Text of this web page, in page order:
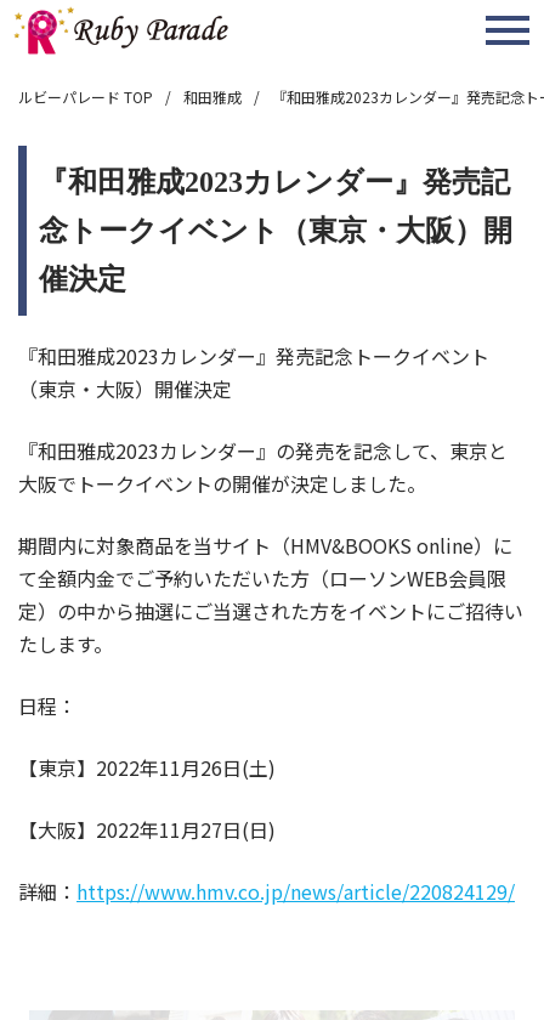
MENU
ルビーパレード TOP 和田雅成 『和田雅成2023カレンダー』発売記念
『和田雅成2023カレンダー』発売記
念トークイベント（東京・大阪）開
催決定
『和田雅成2023カレンダー』発売記念トークイベント
（東京・大阪）開催決定
『和田雅成2023カレンダー』の発売を記念して、東京と
大阪でトークイベントの開催が決定しました。
期間内に対象商品を当サイト（HMV&BOOKS online）に
て全額内金でご予約いただいた方（ローソンWEB会員限
定）の中から抽選にご当選された方をイベントにご招待い
たします。
日程：
【東京】2022年11月26日(土)
【大阪】2022年11月27日(日)
詳細： https://www.hmv.co.jp/news/article/220824129/